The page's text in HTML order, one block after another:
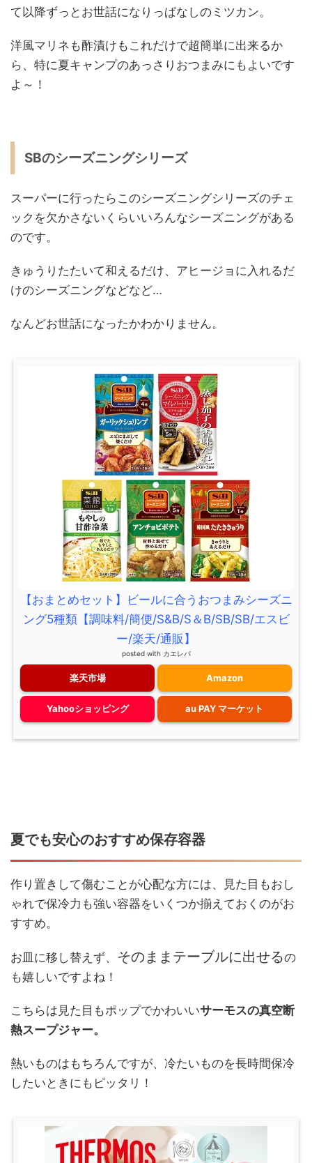
て以降ずっとお世話になりっぱなしのミツカン。
洋風マリネも酢漬けもこれだけで超簡単に出来るか
ら、特に夏キャンプのあっさりおつまみにもよいです
よ～！
SBのシーズニングシリーズ
スーパーに行ったらこのシーズニングシリーズのチェ
ックを欠かさないくらいいろんなシーズニングがある
のです。
きゅうりたたいて和えるだけ、アヒージョに入れるだ
けのシーズニングなどなど…
なんどお世話になったかわかりません。
【おまとめセット】ビールに合うおつまみシーズニ
ング5種類【調味料/簡便/S&B/S＆B/SB/SB/エスビ
ー/楽天/通販】
posted with カエレバ
楽天市場 Amazon
Yahooショッピング au PAY マーケット
夏でも安心のおすすめ保存容器
作り置きして傷むことが心配な方には、見た目もおし
ゃれで保冷力も強い容器をいくつか揃えておくのがお
すすめ。
お皿に移し替えず、 そのままテーブルに出せるの
も嬉しいですよね！
こちらは見た目もポップでかわいいサーモスの真空断
熱スープジャー。
熱いものはもちろんですが、冷たいものを長時間保冷
したいときにもピッタリ！